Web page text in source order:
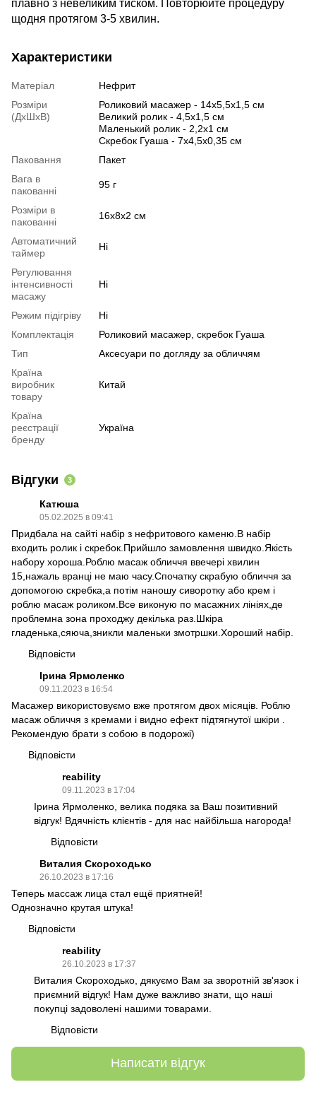
плавно з невеликим тиском. Повторюйте процедуру
щодня протягом 3-5 хвилин.
Характеристики
Матеріал
Нефрит
Розміри
(ДхШхВ)
Роликовий масажер - 14х5,5х1,5 см
Великий ролик - 4,5х1,5 см
Маленький ролик - 2,2х1 см
Скребок Гуаша - 7х4,5х0,35 см
Паковання
Пакет
Вага в
пакованні
95 г
Розміри в
пакованні
16х8х2 см
Автоматичний
таймер
Ні
Регулювання
інтенсивності
масажу
Ні
Режим підігріву
Ні
Комплектація
Роликовий масажер, скребок Гуаша
Тип
Аксесуари по догляду за обличчям
Країна
виробник
товару
Китай
Країна
реєстрації
бренду
Україна
Відгуки 3
Катюша
05.02.2025 в 09:41
Придбала на сайті набір з нефритового каменю.В набір
входить ролик і скребок.Прийшло замовлення швидко.Якість
набору хороша.Роблю масаж обличчя ввечері хвилин
15,нажаль вранці не маю часу.Спочатку скрабую обличчя за
допомогою скребка,а потім наношу сиворотку або крем і
роблю масаж роликом.Все виконую по масажних лініях,де
проблемна зона проходжу декілька раз.Шкіра
гладенька,сяюча,зникли маленьки змотршки.Хороший набір.
Відповісти
Ірина Ярмоленко
09.11.2023 в 16:54
Масажер використовуємо вже протягом двох місяців. Роблю
масаж обличчя з кремами і видно ефект підтягнутої шкіри .
Рекомендую брати з собою в подорожі)
Відповісти
reability
09.11.2023 в 17:04
Ірина Ярмоленко, велика подяка за Ваш позитивний
відгук! Вдячність клієнтів - для нас найбільша нагорода!
Відповісти
Виталия Скороходько
26.10.2023 в 17:16
Теперь массаж лица стал ещё приятней!
Однозначно крутая штука!
Відповісти
reability
26.10.2023 в 17:37
Виталия Скороходько, дякуємо Вам за зворотній зв'язок і
приємний відгук! Нам дуже важливо знати, що наші
покупці задоволені нашими товарами.
Відповісти
Написати відгук